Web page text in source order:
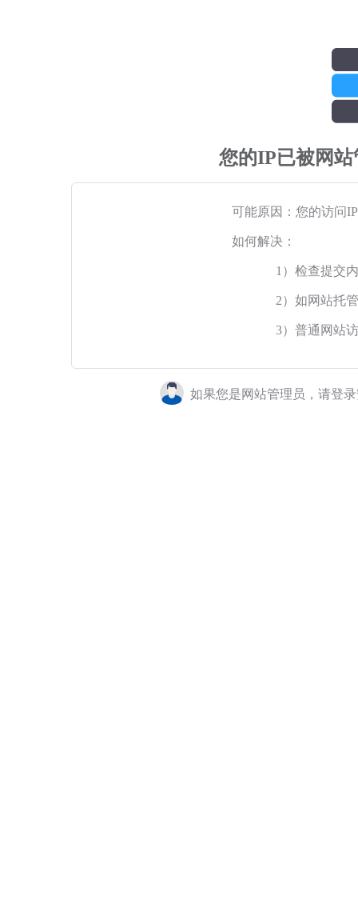
您的IP已被网
可能原因：您的访问
如何解决：
1）检查提交
2）如网站托
3）普通网站
如果您是网站管理员，请登